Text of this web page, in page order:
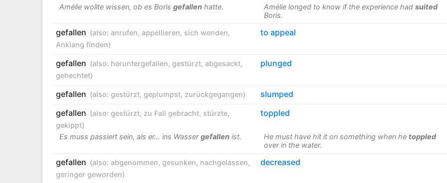
Amélie wollte wissen, ob es Boris gefallenhatte. Amélie longed to know if the experience had suited
Boris.
gefallen (also: anrufen, appellieren, sich wenden,
Anklang finden)
to appeal
gefallen (also: heruntergefallen, gestürzt, abgesackt,
gehechtet)
plunged
gefallen (also: gestürzt, geplumpst, zurückgegangen)
slumped
gefallen (also: gestürzt, zu Fall gebracht, stürzte,
gekippt)
toppled
Es muss passiert sein, als er... ins Wassergefallenist. He must have hit it on something when he toppled
over in the water.
gefallen (also: abgenommen, gesunken, nachgelassen,
geringer geworden)
decreased